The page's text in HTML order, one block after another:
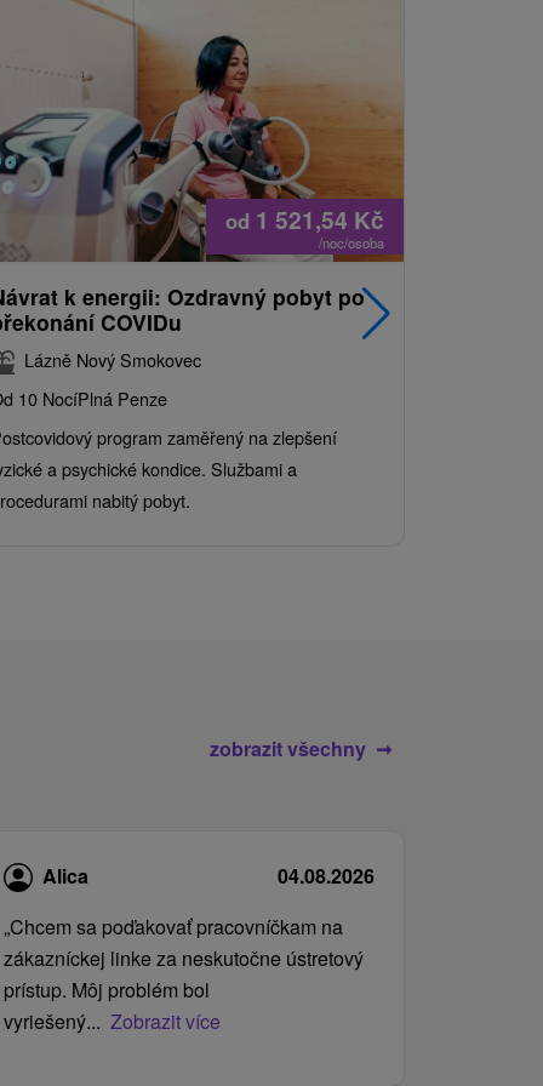
od 1 521,54 Kč
/noc/osoba
k energii: Ozdravný pobyt po
COVIDu
Lázně Nový Smokovec
10 NocíPlná Penze
program zaměřený na zlepšení
a psychické kondice. Službami a
nabitý pobyt.
zobrazit všechny
Alica
04.08.2026
„Chcem sa poďakovať pracovníčkam na
zákazníckej linke za neskutočne ústretový
prístup. Môj problém bol
vyriešený... Zobrazit více